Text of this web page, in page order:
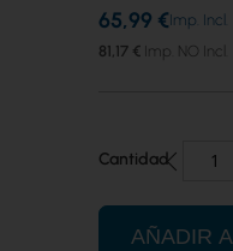
81,17 €
65,99 €
Cantidad
AÑADIR